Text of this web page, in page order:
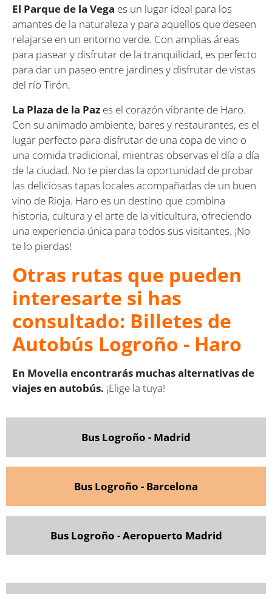
El Parque de la Vega es un lugar ideal para los
amantes de la naturaleza y para aquellos que deseen
relajarse en un entorno verde. Con amplias áreas
para pasear y disfrutar de la tranquilidad, es perfecto
para dar un paseo entre jardines y disfrutar de vistas
del río Tirón.
La Plaza de la Paz es el corazón vibrante de Haro.
Con su animado ambiente, bares y restaurantes, es el
lugar perfecto para disfrutar de una copa de vino o
una comida tradicional, mientras observas el día a día
de la ciudad. No te pierdas la oportunidad de probar
las deliciosas tapas locales acompañadas de un buen
vino de Rioja. Haro es un destino que combina
historia, cultura y el arte de la viticultura, ofreciendo
una experiencia única para todos sus visitantes. ¡No
te lo pierdas!
Otras rutas que pueden
interesarte si has
consultado: Billetes de
Autobús Logroño - Haro
En Movelia encontrarás muchas alternativas de
viajes en autobús. ¡Elige la tuya!
Bus Logroño - Madrid
Bus Logroño - Barcelona
Bus Logroño - Aeropuerto Madrid